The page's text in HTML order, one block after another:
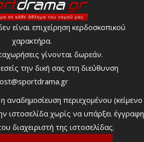
είναι επιχείρηση κερδοσκοπικού
χαρακτήρα.
γίνονται δωρεάν.
την δική σας στη διεύθυνση
περιεχομένου (κείμενο
ιστοσελίδα χωρίς να υπάρξει έγγραφη
διαχειριστή της ιστοσελίδας.